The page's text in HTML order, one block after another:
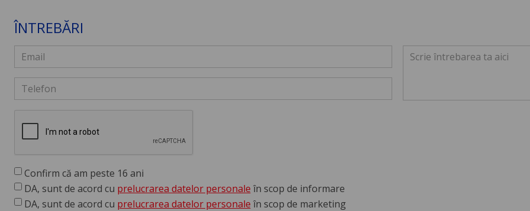
ÎNTREBĂRI
Confirm că am peste 16 ani
DA, sunt de acord cu prelucrarea datelor personale în scop de informare
DA, sunt de acord cu prelucrarea datelor personale în scop de marketing